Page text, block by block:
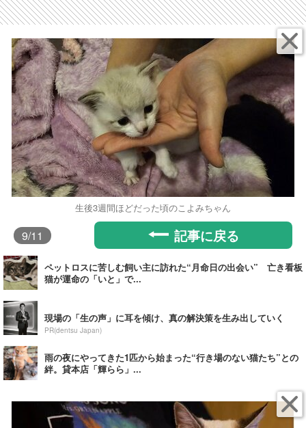
生後3週間ほどだった頃のこよみちゃん
9/11 記事に戻る
ペットロスに苦しむ飼い主に訪れた“月命日の出会い” 亡き看板
猫が運命の「いと」で...
現場の「生の声」に耳を傾け、真の解決策を生み出していく
PR(dentsu Japan)
雨の夜にやってきた1匹から始まった“行き場のない猫たち”との
絆。貸本店「輝らら」...